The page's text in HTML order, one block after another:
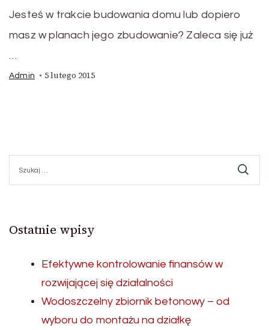
Jesteś w trakcie budowania domu lub dopiero
masz w planach jego zbudowanie? Zaleca się już
…
Admin 5 lutego 2015
Ostatnie wpisy
Efektywne kontrolowanie finansów w
rozwijającej się działalności
Wodoszczelny zbiornik betonowy – od
wyboru do montażu na działkę